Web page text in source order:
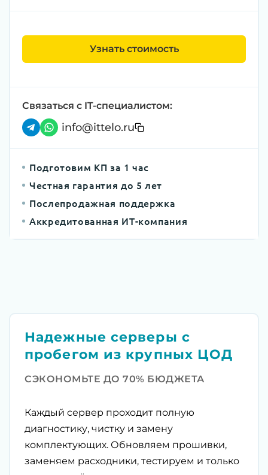
Узнать стоимость
Связаться с IT-специалистом:
info@ittelo.ru
Подготовим КП за 1 час
Честная гарантия до 5 лет
Послепродажная поддержка
Аккредитованная ИТ-компания
Надежные серверы с
пробегом из крупных ЦОД
СЭКОНОМЬТЕ ДО 70% БЮДЖЕТА
Каждый сервер проходит полную
диагностику, чистку и замену
комплектующих. Обновляем прошивки,
заменяем расходники, тестируем и только